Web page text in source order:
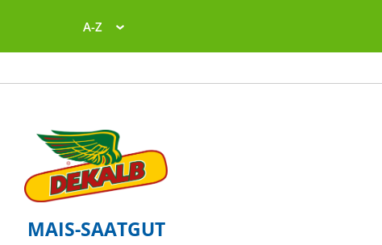
A-Z
MAIS-SAATGUT